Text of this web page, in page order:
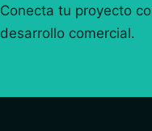
Conecta tu proyecto
desarrollo comercial.